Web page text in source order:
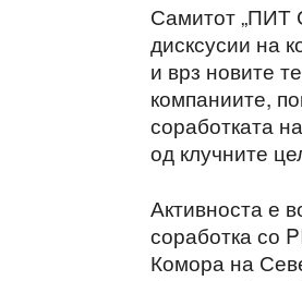
Самитот „ПИТ
дисксусии на
и врз новите
компаниите,
соработката
од клучните
Активноста е
соработка со
Комора на